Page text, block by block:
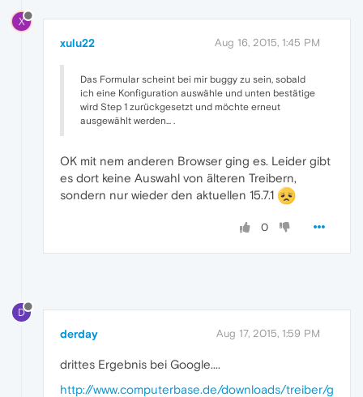
X
xulu22 Aug 16, 2015, 1:45 PM
Das Formular scheint bei mir buggy zu sein, sobald
ich eine Konfiguration auswähle und unten bestätige
wird Step 1 zurückgesetzt und möchte erneut
ausgewählt werden... .
OK mit nem anderen Browser ging es. Leider gibt
es dort keine Auswahl von älteren Treibern,
sondern nur wieder den aktuellen 15.7.1
0
D
derday Aug 17, 2015, 1:59 PM
drittes Ergebnis bei Google....
http://www.computerbase.de/downloads/treiber/g